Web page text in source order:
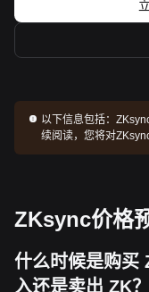
以下信息包括：
续阅读，您将对
ZKsync价格
什么时候是购买
入还是卖出 ZK？